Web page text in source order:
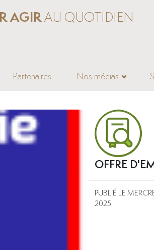
AGIRAU QUOTIDIEN
Partenaires Nos médias
OFFRE
PUBLIÉ LE
2025